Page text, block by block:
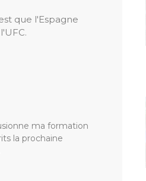
que l'Espagne
ma formation
la prochaine